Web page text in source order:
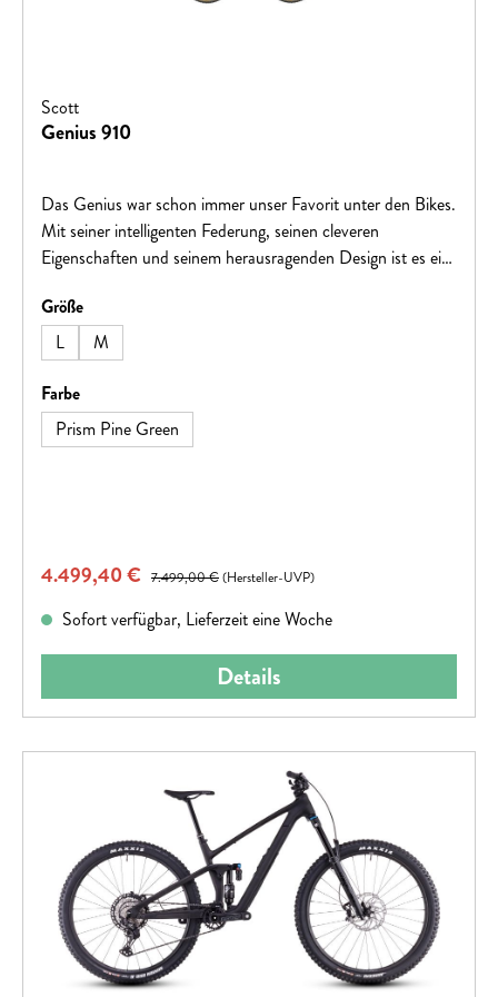
Scott
Genius 910
Das Genius war schon immer unser Favorit unter den Bikes.
Mit seiner intelligenten Federung, seinen cleveren
Eigenschaften und seinem herausragenden Design ist es ein
Genius ist bereit für jeden Trail, zu jeder Zeit
Größeauswählen
L
M
Farbeauswählen
Prism Pine Green
Verkaufspreis:
4.499,40 € Regulärer Preis:
7.499,00 €(Hersteller-UVP)
Sofort verfügbar, Lieferzeit eine Woche
Details